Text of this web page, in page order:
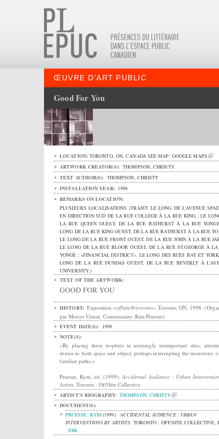
ŒUVRE D'ART PUBLIC
Good For You
LOCATION: TORONTO, ON,CANADA SEE MAP: GOOGLE MAPS
ARTWORK CREATOR(S): THOMPSON, CHRISTY
TEXT AUTHOR(S): THOMPSON, CHRISTY
INSTALLATION YEAR: 1998
REMARKS ON LOCATION:
PLUSIEURS LOCALISATIONS (TRAJET LE LONG DE L’AVENUE
EN DIRECTION SUD DE LA RUE COLLEGE À LA RUE KING ; LE
LA RUE QUEEN OUEST, DE LA RUE BATHURST À LA RUE
LONG DE LA RUE KING OUEST, DE LA RUE BATHURST À LA RUE
LE LONG DE LA RUE FRONT OUEST, DE LA RUE JOHN À LA RUE
LE LONG DE LA RUE BLOOR OUEST, DE LA RUE ST.GEORGE À
YONGE ; «FINANCIAL DISTRICT», LE LONG DES RUES BAY ET
LONG DE LA RUE DUNDAS OUEST, DE LA RUE BEVERLY À
UNIVERSITY.)
TEXT OF THE ARTWORK:
GOOD FOR YOU
HISTORY: Exposition «off\site@toronto», Toronto, ON, 1998.
par Mercer Union. Commissaire: Kim Pruesse)
EVENT DATE(S): 1998
NOTE(S):
«By placing these trophies in seemingly unimportant sites,
drawn to both space and object, perhaps interrupting the monotony
familiar paths.»
Pruesse, Kym, éd. (1999).Accidental Audience : Urban
Artists, Toronto : Off\Site Collective
ARTIST'S BIOGRAPHY: THOMPSON, CHRISTY
DOCUMENT(S):
PRUESSE, KYM(1999).ACCIDENTAL AUDIENCE : URBAN
INTERVENTIONS BY ARTISTS. TORONTO : OFF\SITE COLLECTIVE,
XML